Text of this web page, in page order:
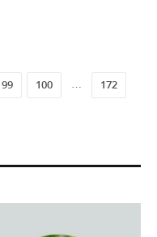
99 100 … 172